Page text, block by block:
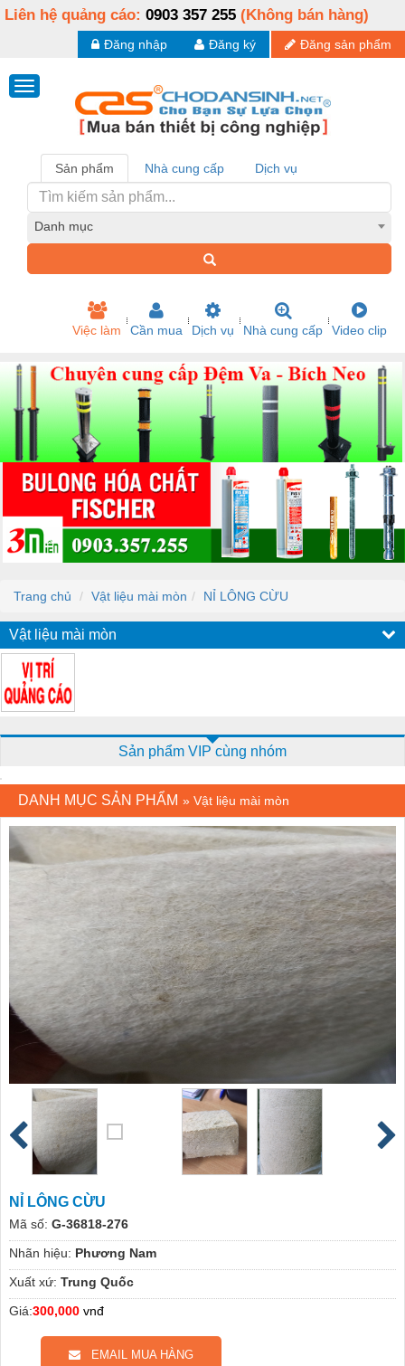
Liên hệ quảng cáo: 0903 357 255 (Không bán hàng)
Đăng sản phẩm
Đăng ký
Đăng nhập
Sản phẩm Nhà cung cấp Dịch vụ
Danh mục
Việc làm Cần mua Dịch vụ Nhà cung cấp Video clip
Trang chủ Vật liệu mài mòn NỈ LÔNG CỪU
Vật liệu mài mòn
Sản phẩm VIP cùng nhóm
DANH MỤC SẢN PHẨM » Vật liệu mài mòn
NỈ LÔNG CỪU
Mã số: G-36818-276
Nhãn hiệu: Phương Nam
Xuất xứ: Trung Quốc
Giá:300,000 vnđ
EMAIL MUA HÀNG